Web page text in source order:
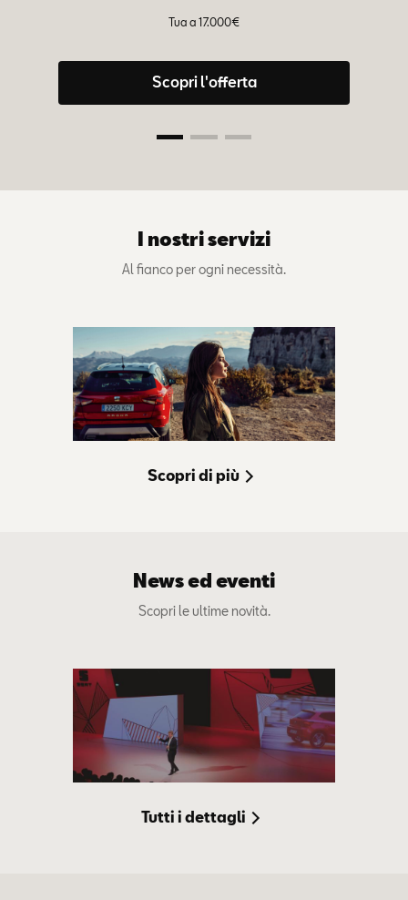
Tua a 17.000€
Scopri l'offerta
I nostri servizi
Al fianco per ogni necessità.
Scopri di più
News ed eventi
Scopri le ultime novità.
Tutti i dettagli